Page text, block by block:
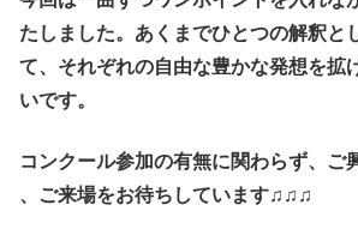
たしました。あくまでひとつの解釈と
て、それぞれの自由な豊かな発想を拡
いです。
コンクール参加の有無に関わらず、ご
、ご来場をお待ちしています♫♫♫